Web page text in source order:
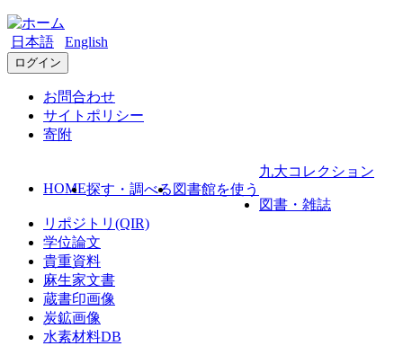
日本語 English
ログイン
お問合わせ
サイトポリシー
寄附
HOME探す・調べる 図書館を使う
九大コレクション
図書・雑誌
リポジトリ(QIR)
学位論文
貴重資料
麻生家文書
蔵書印画像
炭鉱画像
水素材料DB